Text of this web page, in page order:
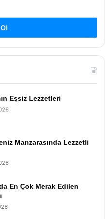
Eşsiz Lezzetleri
Manzarasında Lezzetli
En Çok Merak Edilen